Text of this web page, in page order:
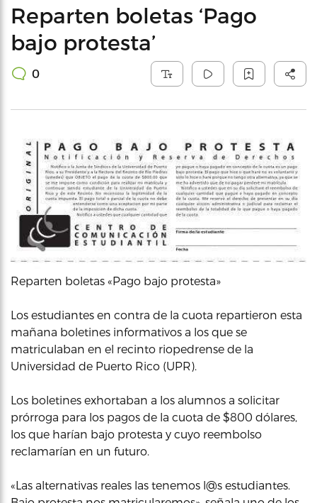
Reparten boletas ‘Pago
bajo protesta’
0
Reparten boletas «Pago bajo protesta»
Los estudiantes en contra de la cuota repartieron esta
mañana boletines informativos a los que se
matriculaban en el recinto riopedrense de la
Universidad de Puerto Rico (UPR).
Los boletines exhortaban a los alumnos a solicitar
prórroga para los pagos de la cuota de $800 dólares,
los que harían bajo protesta y cuyo reembolso
reclamarían en un futuro.
«Las alternativas reales las tenemos l@s estudiantes.